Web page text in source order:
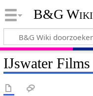
B&G Wiki
IJswater Films